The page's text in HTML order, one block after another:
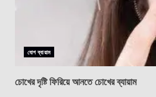
যোগ ব্যায়াম
চোখের দৃষ্টি ফিরিয়ে আনতে চোখের ব্যায়াম